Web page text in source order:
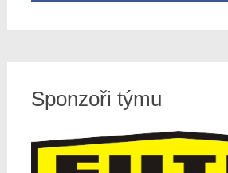
Sponzoři týmu